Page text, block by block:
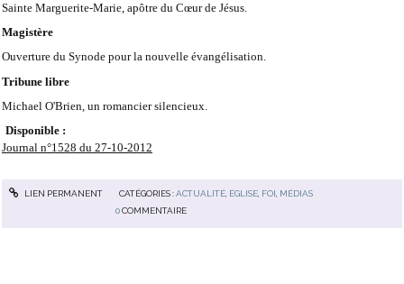
Sainte Marguerite-Marie, apôtre du Cœur de Jésus.
Magistère
Ouverture du Synode pour la nouvelle évangélisation.
Tribune libre
Michael O'Brien, un romancier silencieux.
Disponible :
Journal n°1528 du 27-10-2012
LIEN PERMANENT CATÉGORIES :ACTUALITÉ, EGLISE, FOI, MÉDIAS
0 COMMENTAIRE